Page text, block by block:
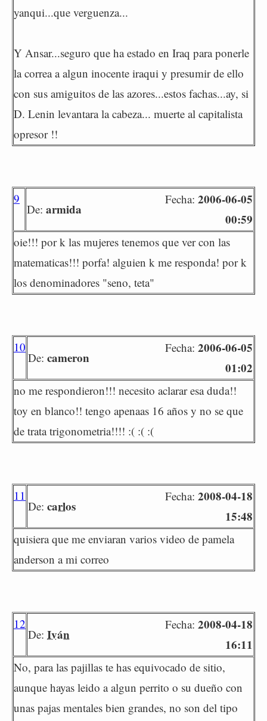
yanqui...que verguenza...
Y Ansar...seguro que ha estado en Iraq para ponerle
la correa a algun inocente iraqui y presumir de ello
con sus amiguitos de las azores...estos fachas...ay, si
D. Lenin levantara la cabeza... muerte al capitalista
opresor !!
9
De: armida
Fecha: 2006-06-05
00:59
oie!!! por k las mujeres tenemos que ver con las
matematicas!!! porfa! alguien k me responda! por k
los denominadores "seno, teta"
10
De: cameron
Fecha: 2006-06-05
01:02
no me respondieron!!! necesito aclarar esa duda!!
toy en blanco!! tengo apenaas 16 años y no se que
de trata trigonometria!!!! :( :( :(
11
De: carlos
Fecha: 2008-04-18
15:48
quisiera que me enviaran varios video de pamela
anderson a mi correo
12
De: Iván
Fecha: 2008-04-18
16:11
No, para las pajillas te has equivocado de sitio,
aunque hayas leido a algun perrito o su dueño con
unas pajas mentales bien grandes, no son del tipo